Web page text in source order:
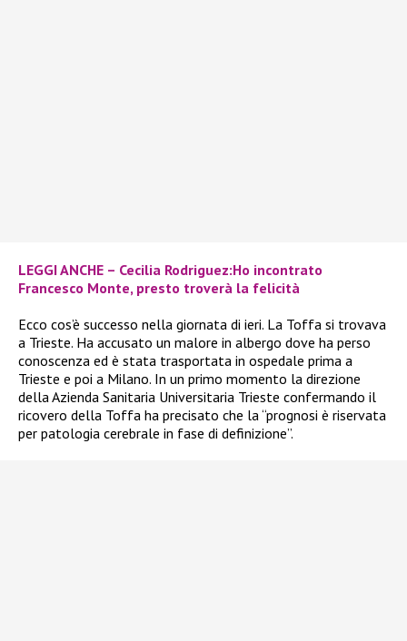
LEGGI ANCHE – Cecilia Rodriguez:Ho incontrato
Francesco Monte, presto troverà la felicità
Ecco cos’è successo nella giornata di ieri. La Toffa si trovava
a Trieste. Ha accusato un malore in albergo dove ha perso
conoscenza ed è stata trasportata in ospedale prima a
Trieste e poi a Milano. In un primo momento la direzione
della Azienda Sanitaria Universitaria Trieste confermando il
ricovero della Toffa ha precisato che la “prognosi è riservata
per patologia cerebrale in fase di definizione”.